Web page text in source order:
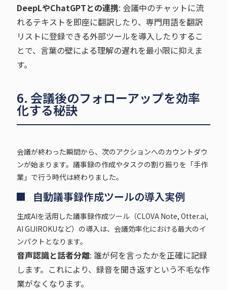
DeepLやChatGPTとの連携: 会議中のチャットに流
れるテキストを即座に翻訳したり、専門用語を翻訳
リストに登録できる外部ツールを導入したりするこ
とで、言葉の壁による理解の遅れを最小限に抑えま
す。
6. 会議後のフォローアップを効率
化する秘訣
会議が終わった瞬間から、次のアクションへのカウントダウ
ンが始まります。議事録の作成やタスクの割り振りを「手作
業」で行う時代は終わりました。
自動議事録作成ツールの導入実例
生成AIを活用した議事録作成ツール（CLOVA Note, Otter.ai,
AI GIJIROKUなど）の導入は、会議効率化における最大のイ
ンパクトとなります。
音声認識と話者分離: 誰が何を言ったかを正確に記録
します。これにより、録音を聞き返すという不毛な作
業がなくなります。